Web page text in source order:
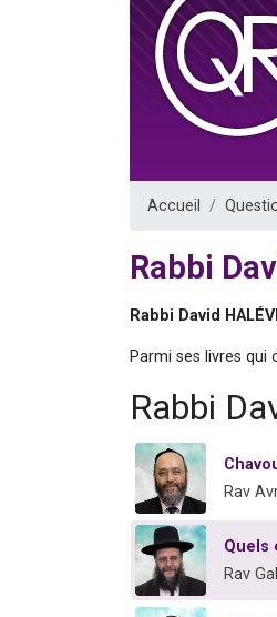
Accueil
Rabbi
Rabbi David HALÉVI
Parmi ses livres qui
Rabbi
Rav
Quels
Rav